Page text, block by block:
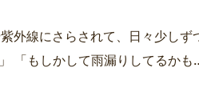
外線にさらされて、日々少しず
「もしかして雨漏りしてるか